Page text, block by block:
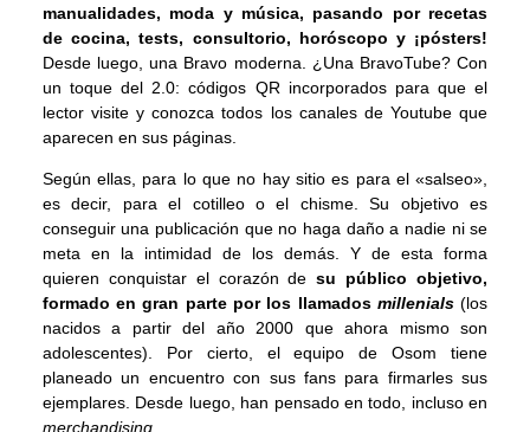
manualidades, moda y música, pasando por recetas
de cocina, tests, consultorio, horóscopo y ¡pósters!
Desde luego, una Bravo moderna. ¿Una BravoTube? Con
un toque del 2.0: códigos QR incorporados para que el
lector visite y conozca todos los canales de Youtube que
aparecen en sus páginas.
Según ellas, para lo que no hay sitio es para el «salseo»,
es decir, para el cotilleo o el chisme. Su objetivo es
conseguir una publicación que no haga daño a nadie ni se
meta en la intimidad de los demás. Y de esta forma
quieren conquistar el corazón de su público objetivo,
formado en gran parte por los llamados millenials(los
nacidos a partir del año 2000 que ahora mismo son
adolescentes). Por cierto, el equipo de Osom tiene
planeado un encuentro con sus fans para firmarles sus
ejemplares. Desde luego, han pensado en todo, incluso en
merchandising.